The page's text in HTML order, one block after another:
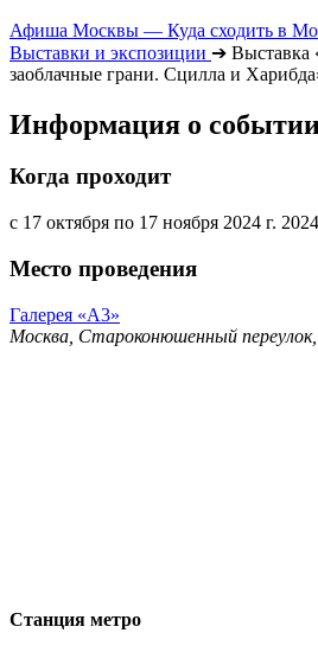
Афиша Москвы — Куда сходить в
Выставки и экспозиции ➔ Выставка
заоблачные грани. Сцилла и
Информация о
Когда проходит
с 17 октября по 17 ноября 2024 г.
Место проведения
Галерея «А3»
Москва, Староконюшенный
Станция метро